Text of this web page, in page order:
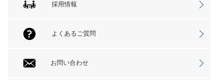
採用情報
よくあるご質問
お問い合わせ